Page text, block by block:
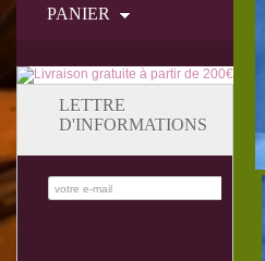
PANIER
LETTRE
D'INFORMATIONS